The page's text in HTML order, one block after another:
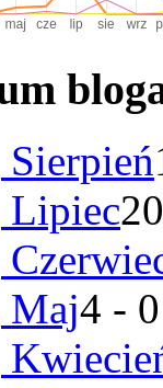
Lipiec
Maj4 - 0